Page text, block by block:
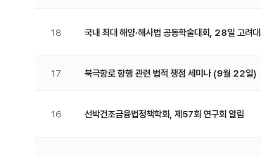
18 국내 최대 해양·해사법 공동학술대회, 28일 고려
17 북극항로 항행 관련 법적 쟁점 세미나 (9월 22일)
16 선박건조금융법정책학회, 제57회 연구회 알림